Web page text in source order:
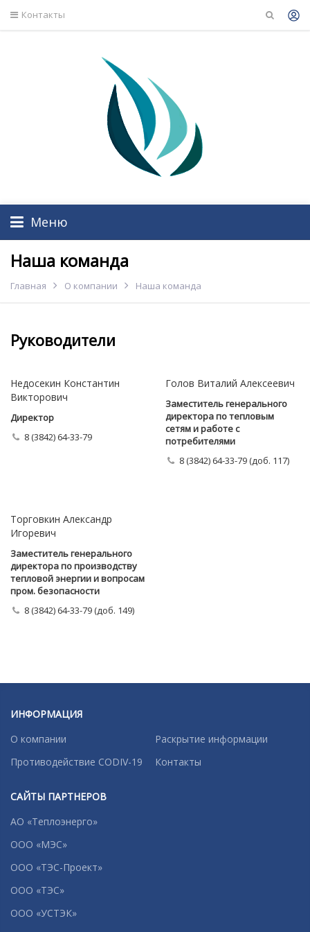
Контакты
Меню
Наша команда
Главная О компании Наша команда
Руководители
Недосекин Константин
Викторович
Директор
8 (3842) 64-33-79
Голов Виталий Алексеевич
Заместитель генерального
директора по тепловым
сетям и работе с
потребителями
8 (3842) 64-33-79 (доб. 117)
Торговкин Александр
Игоревич
Заместитель генерального
директора по производству
тепловой энергии и вопросам
пром. безопасности
8 (3842) 64-33-79 (доб. 149)
ИНФОРМАЦИЯ
О компании
Противодействие CODIV-19
Раскрытие информации
Контакты
САЙТЫ ПАРТНЕРОВ
АО «Теплоэнерго»
ООО «МЭС»
ООО «ТЭС-Проект»
ООО «ТЭС»
ООО «УСТЭК»